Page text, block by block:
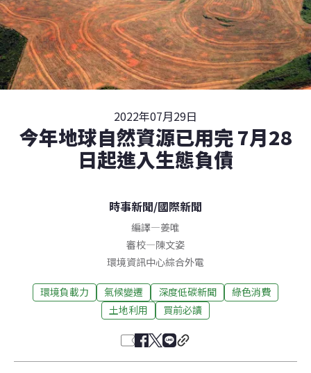
2022年07月29日
今年地球自然資源已用完 7月28
日起進入生態負債
時事新聞/國際新聞
編譯—姜唯
審校—陳文姿
環境資訊中心綜合外電
環境負載力 氣候變遷 深度低碳新聞
綠色消費
土地利用
買前必讀